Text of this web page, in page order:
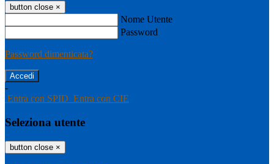
button close ×
Nome Utente
Password
Password dimenticata?
-
Entra con SPID Entra con CIE
Seleziona utente
button close ×